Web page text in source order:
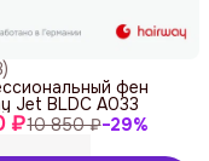
)
₽10 850 ₽−29%
фен
Jet BLDC A033